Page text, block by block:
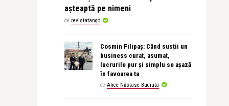
așteaptă pe nimeni
de revistatango
Cosmin Filipaș: Când susții un
business curat, asumat,
lucrurile pur și simplu se așază
în favoarea ta
de Alice Năstase Buciuta